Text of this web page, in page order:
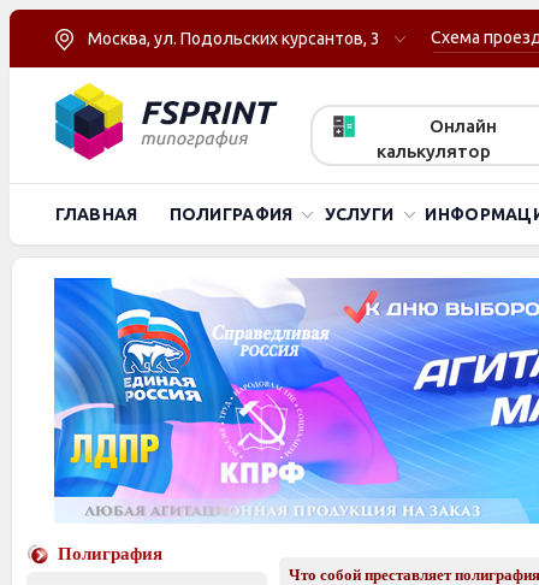
Москва, ул. Подольских курсантов, 3 Схема
Онлайн
калькулятор
ГЛАВНАЯ ПОЛИГРАФИЯ УСЛУГИ
Полиграфия
Что собой преставляет